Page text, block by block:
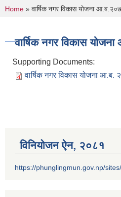
You are here
Home » वार्षिक नगर विकास योजना
वार्षिक नगर विकास
Supporting Documents:
वार्षिक नगर विकास योजना
विनियोजन ऐन‚ २०८१
https://phunglingmun.gov.np/